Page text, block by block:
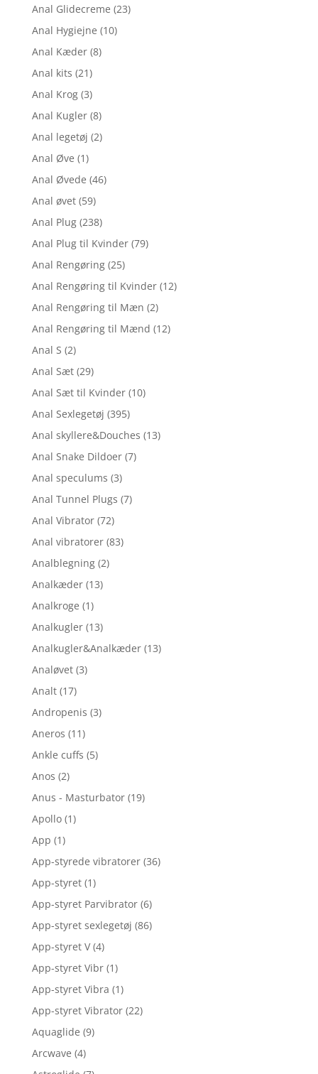
Anal Glidecreme (23)
Anal Hygiejne (10)
Anal Kæder (8)
Anal kits (21)
Anal Krog (3)
Anal Kugler (8)
Anal legetøj (2)
Anal Øve (1)
Anal Øvede (46)
Anal øvet (59)
Anal Plug (238)
Anal Plug til Kvinder (79)
Anal Rengøring (25)
Anal Rengøring til Kvinder (12)
Anal Rengøring til Mæn (2)
Anal Rengøring til Mænd (12)
Anal S (2)
Anal Sæt (29)
Anal Sæt til Kvinder (10)
Anal Sexlegetøj (395)
Anal skyllere&Douches (13)
Anal Snake Dildoer (7)
Anal speculums (3)
Anal Tunnel Plugs (7)
Anal Vibrator (72)
Anal vibratorer (83)
Analblegning (2)
Analkæder (13)
Analkroge (1)
Analkugler (13)
Analkugler&Analkæder (13)
Analøvet (3)
Analt (17)
Andropenis (3)
Aneros (11)
Ankle cuffs (5)
Anos (2)
Anus - Masturbator (19)
Apollo (1)
App (1)
App-styrede vibratorer (36)
App-styret (1)
App-styret Parvibrator (6)
App-styret sexlegetøj (86)
App-styret V (4)
App-styret Vibr (1)
App-styret Vibra (1)
App-styret Vibrator (22)
Aquaglide (9)
Arcwave (4)